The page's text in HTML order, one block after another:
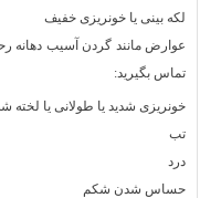
لکه بینی یا خونریزی خفیف
عوارض مانند گردن آسیب دهانه
تماس بگیرید:
خونریزی شدید یا طولانی یا لخته
تب
درد
حساس شدن شکم